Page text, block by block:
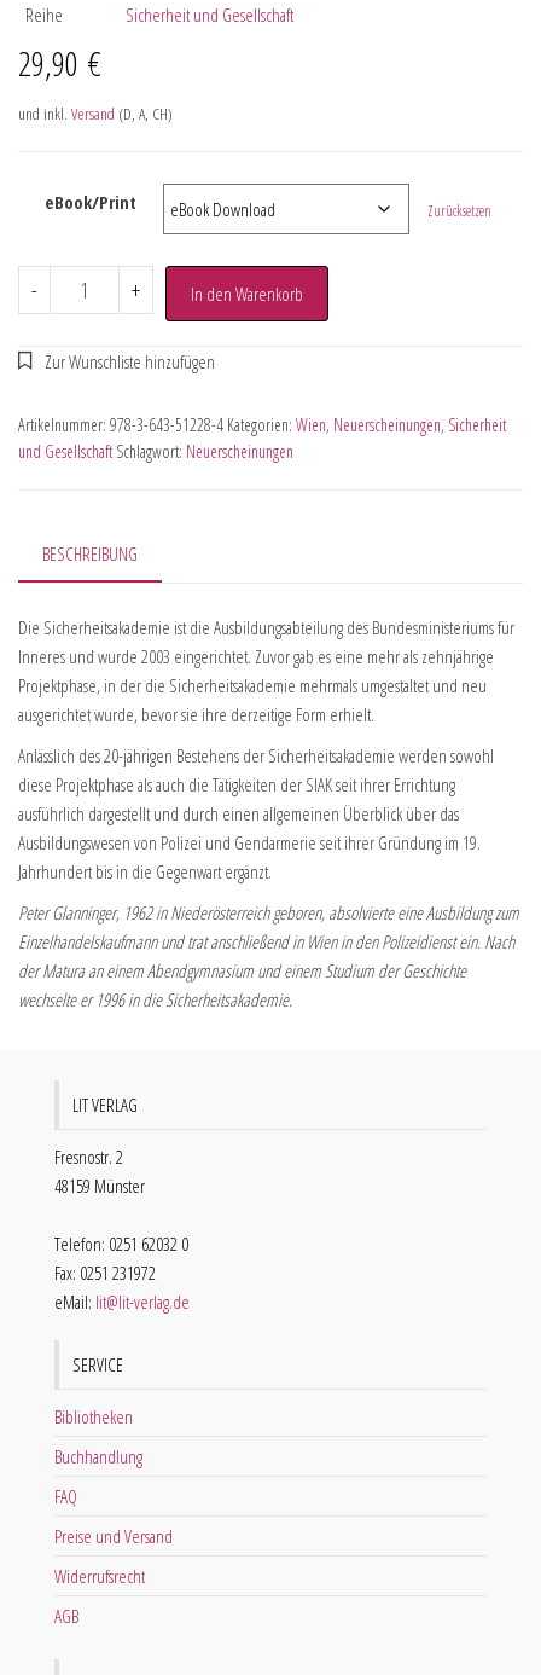
Reihe
Sicherheit und Gesellschaft
29,90 €
und inkl. Versand (D, A, CH)
eBook/Print Zurücksetzen
- + In den Warenkorb
Artikelnummer: 978-3-643-51228-4 Kategorien: Wien, Neuerscheinungen, Sicherheit
und Gesellschaft Schlagwort: Neuerscheinungen
BESCHREIBUNG
Die Sicherheitsakademie ist die Ausbildungsabteilung des Bundesministeriums für
Inneres und wurde 2003 eingerichtet. Zuvor gab es eine mehr als zehnjährige
Projektphase, in der die Sicherheitsakademie mehrmals umgestaltet und neu
ausgerichtet wurde, bevor sie ihre derzeitige Form erhielt.
Anlässlich des 20-jährigen Bestehens der Sicherheitsakademie werden sowohl
diese Projektphase als auch die Tätigkeiten der SIAK seit ihrer Errichtung
ausführlich dargestellt und durch einen allgemeinen Überblick über das
Ausbildungswesen von Polizei und Gendarmerie seit ihrer Gründung im 19.
Jahrhundert bis in die Gegenwart ergänzt.
Peter Glanninger, 1962 in Niederösterreich geboren, absolvierte eine Ausbildung zum
Einzelhandelskaufmann und trat anschließend in Wien in den Polizeidienst ein. Nach
der Matura an einem Abendgymnasium und einem Studium der Geschichte
wechselte er 1996 in die Sicherheitsakademie.
LIT VERLAG
Fresnostr. 2
48159 Münster
Telefon: 0251 62032 0
Fax: 0251 231972
eMail: lit@lit-verlag.de
SERVICE
Bibliotheken
Buchhandlung
FAQ
Preise und Versand
Widerrufsrecht
AGB